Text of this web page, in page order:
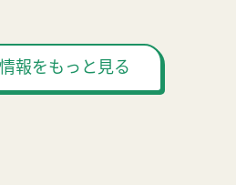
報をもっと見る